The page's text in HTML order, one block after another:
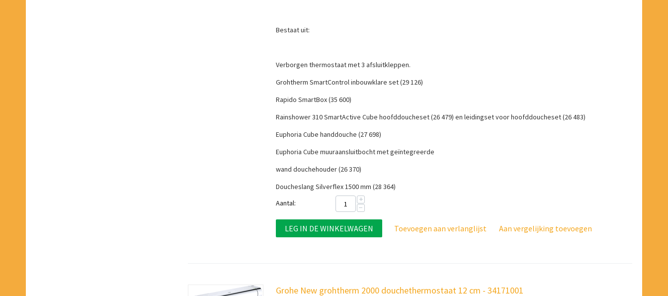
Bestaat uit:
Verborgen thermostaat met 3 afsluitkleppen.
Grohtherm SmartControl inbouwklare set (29 126)
Rapido SmartBox (35 600)
Rainshower 310 SmartActive Cube hoofddoucheset (26 479) en leidingset voor hoofddoucheset (26 483)
Euphoria Cube handdouche (27 698)
Euphoria Cube muuraansluitbocht met geïntegreerde
wand douchehouder (26 370)
Doucheslang Silverflex 1500 mm (28 364)
Aantal:
+
−
LEG IN DE WINKELWAGEN Toevoegen aan verlanglijst Aan vergelijking toevoegen
Grohe New grohtherm 2000 douchethermostaat 12 cm - 34171001